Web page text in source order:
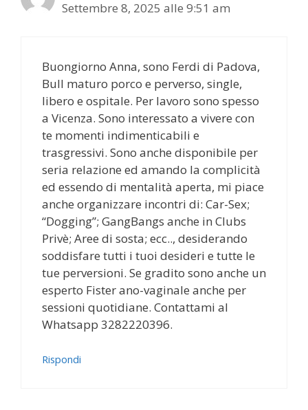
Settembre 8, 2025 alle 9:51 am
Buongiorno Anna, sono Ferdi di Padova,
Bull maturo porco e perverso, single,
libero e ospitale. Per lavoro sono spesso
a Vicenza. Sono interessato a vivere con
te momenti indimenticabili e
trasgressivi. Sono anche disponibile per
seria relazione ed amando la complicità
ed essendo di mentalità aperta, mi piace
anche organizzare incontri di: Car-Sex;
“Dogging”; GangBangs anche in Clubs
Privè; Aree di sosta; ecc.., desiderando
soddisfare tutti i tuoi desideri e tutte le
tue perversioni. Se gradito sono anche un
esperto Fister ano-vaginale anche per
sessioni quotidiane. Contattami al
Whatsapp 3282220396.
Rispondi